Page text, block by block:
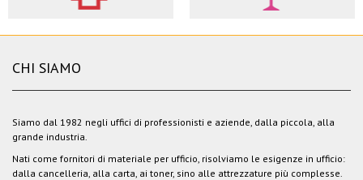
CHI SIAMO
Siamo dal 1982 negli uffici di professionisti e aziende, dalla piccola, alla
grande industria.
Nati come fornitori di materiale per ufficio, risolviamo le esigenze in ufficio:
dalla cancelleria, alla carta, ai toner, sino alle attrezzature più complesse.